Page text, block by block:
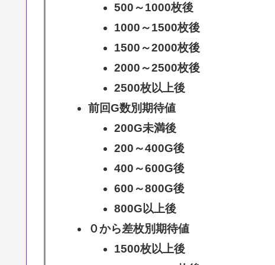
500～1000枚後
1000～1500枚後
1500～2000枚後
2000～2500枚後
2500枚以上後
前回G数別期待値
200G未満後
200～400G後
400～600G後
600～800G後
800G以上後
０から差枚別期待値
1500枚以上後